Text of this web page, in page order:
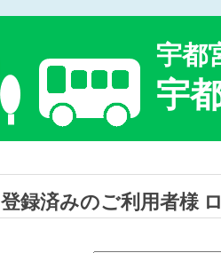
宇都
宇
登録済みのご利用者様